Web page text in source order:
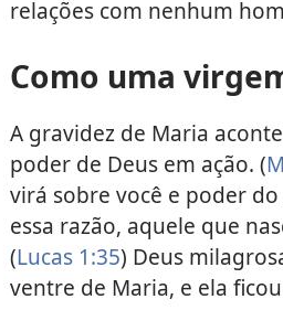
relações com nenhum
Como uma
A gravidez de Maria
poder de Deus em ação. (
virá sobre você e poder
essa razão, aquele que
(Lucas 1:35) Deus
ventre de Maria, e ela